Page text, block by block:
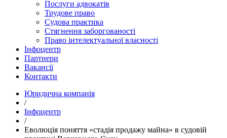
Послуги адвокатів
Трудове право
Судова практика
Стягнення заборгованості
Право інтелектуальної власності
Інфоцентр
Партнери
Вакансії
Контакти
Юридична компанія
/
Інфоцентр
/
Еволюція поняття «стадія продажу майна» в судовій